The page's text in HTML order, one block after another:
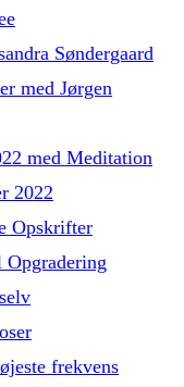
Søndergaard
med Jørgen
med Meditation
2022
Opskrifter
frekvens